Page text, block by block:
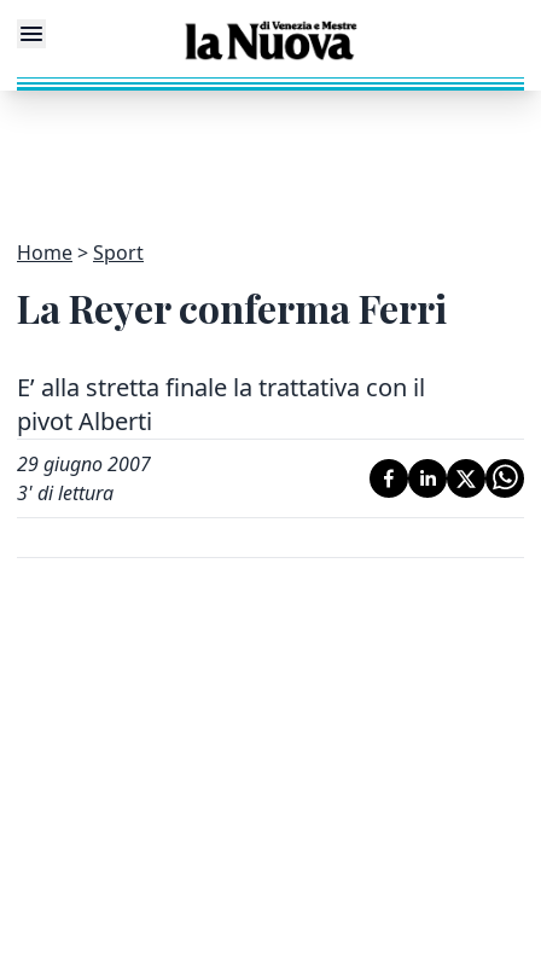
Home Sport
La Reyer conferma Ferri
E’ alla stretta finale la trattativa con il
pivot Alberti
29 giugno 2007
3' di lettura